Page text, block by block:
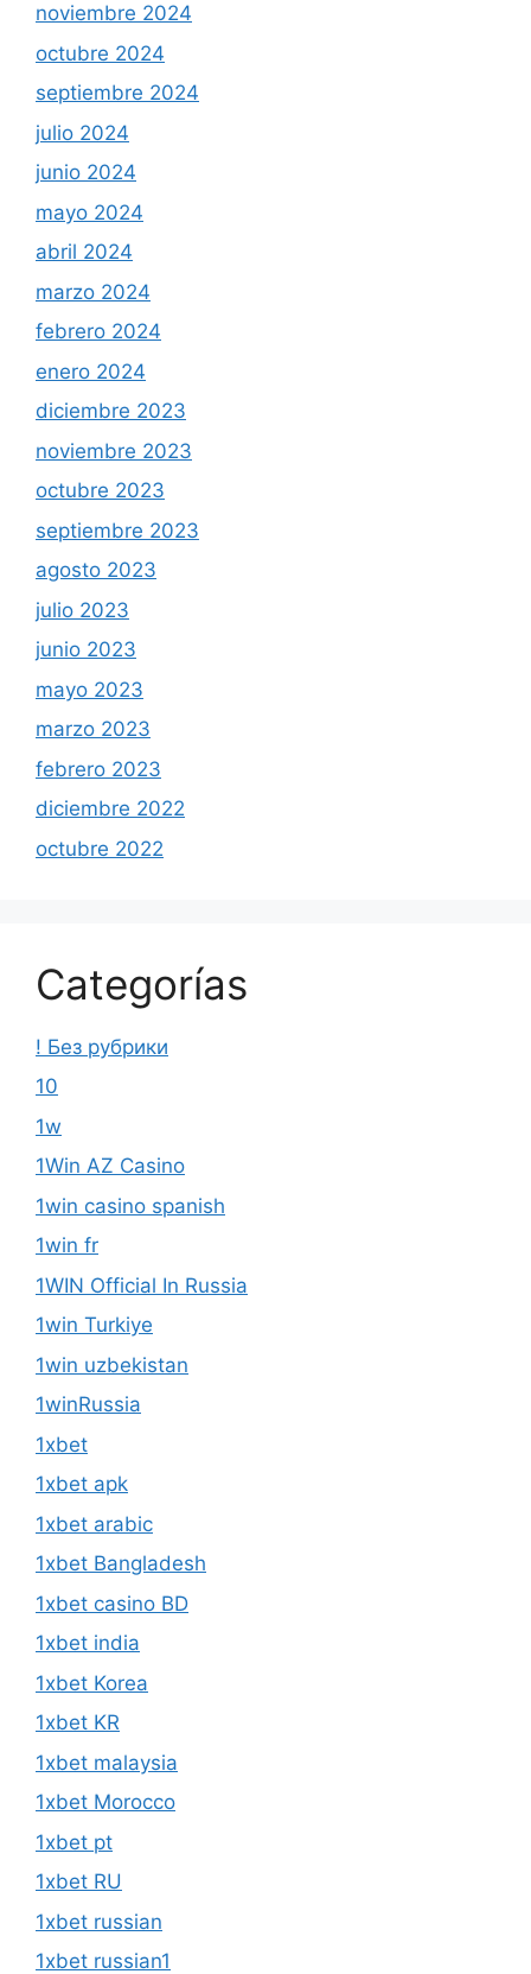
noviembre 2024
octubre 2024
septiembre 2024
julio 2024
junio 2024
mayo 2024
abril 2024
marzo 2024
febrero 2024
enero 2024
diciembre 2023
noviembre 2023
octubre 2023
septiembre 2023
agosto 2023
julio 2023
junio 2023
mayo 2023
marzo 2023
febrero 2023
diciembre 2022
octubre 2022
Categorías
! Без рубрики
10
1w
1Win AZ Casino
1win casino spanish
1win fr
1WIN Official In Russia
1win Turkiye
1win uzbekistan
1winRussia
1xbet
1xbet apk
1xbet arabic
1xbet Bangladesh
1xbet casino BD
1xbet india
1xbet Korea
1xbet KR
1xbet malaysia
1xbet Morocco
1xbet pt
1xbet RU
1xbet russian
1xbet russian1